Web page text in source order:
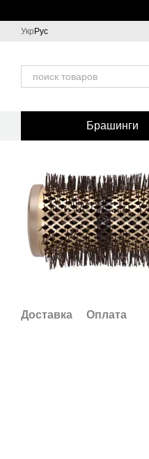
Укр Рус
Брашинги
Доставка Оплата